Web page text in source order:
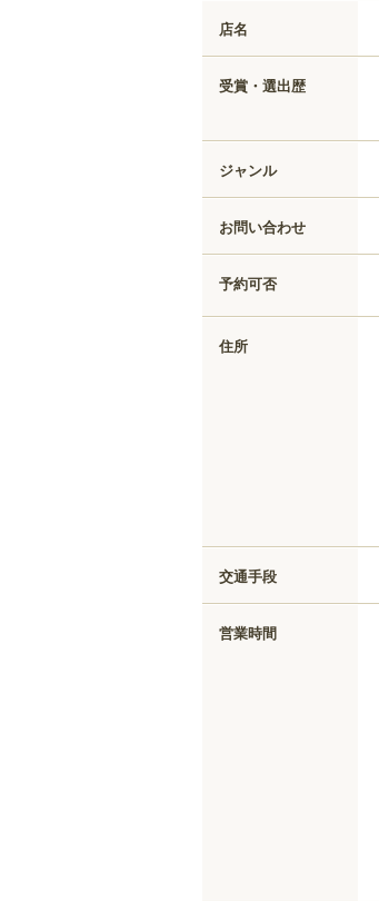
店名
受賞・選出歴
ジャンル
お問い合わせ
予約可否
住所
交通手段
営業時間